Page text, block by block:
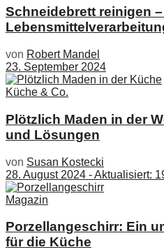
Schneidebrett reinigen
von Robert Mandel
23. September 2024
Küche & Co.
Plötzlich Maden in der
und Lösungen
von Susan Kostecki
28. August 2024 - Aktualisiert:
Magazin
Porzellangeschirr: Ein
für die Küche